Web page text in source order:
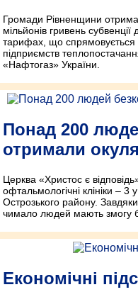
Громади Рівненщини
мільйонів гривень субвенції
тарифах, що спрямовується
підприємств
«Нафтогаз» України.
Понад 200
отримали
Церква «Христос є
офтальмологічні клініки –
Острозького району.
чимало людей мають змогу
Економічні